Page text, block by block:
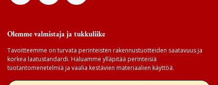
Olemme valmistaja ja tukkuliike
Tavoitteemme on turvata perinteisten rakennustuotteiden saatavuus ja
korkea laatustandardi. Haluamme ylläpitää perinteisiä
tuotantomenetelmiä ja vaalia kestävien materiaalien käyttöä.